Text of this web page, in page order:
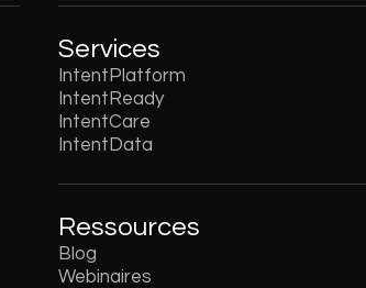
Services
IntentPlatform
IntentReady
IntentCare
IntentData
Ressources
Blog
Webinaires